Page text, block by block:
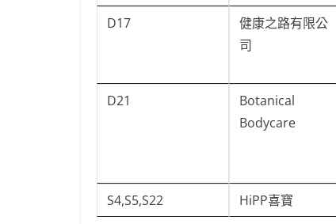
D17
健康之路有限公
司
D21
Botanical
Bodycare
S4,S5,S22
HiPP喜寶